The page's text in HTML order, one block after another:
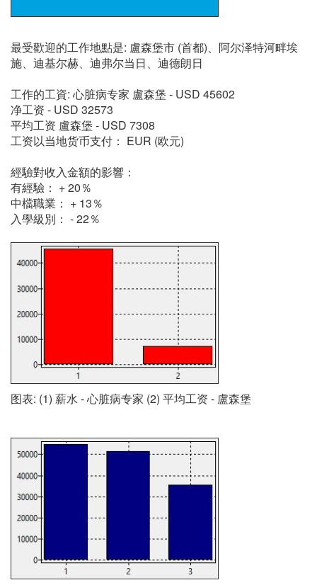
最受歡迎的工作地點是: 盧森堡市 (首都)、阿尔泽特河畔埃
施、迪基尔赫、迪弗尔当日、迪德朗日
工作的工資: 心脏病专家 盧森堡 - USD 45602
净工资 - USD 32573
平均工资 盧森堡 - USD 7308
工资以当地货币支付： EUR (欧元)
經驗對收入金額的影響：
有經驗： + 20％
中檔職業： + 13％
入學級別： - 22％
图表: (1) 薪水 - 心脏病专家 (2) 平均工资 - 盧森堡